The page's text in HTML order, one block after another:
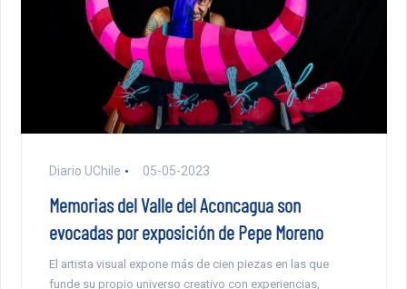
Diario UChile 05-05-2023
Memorias del Valle del Aconcagua son
evocadas por exposición de Pepe Moreno
El artista visual expone más de cien piezas en las que
funde su propio universo creativo con experiencias,